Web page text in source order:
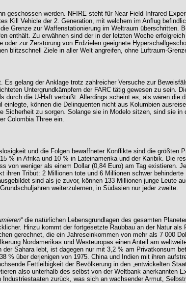
geschossen werden. NFIRE steht für Near Field Infrared
Kill Vehicle der 2. Generation, mit welchem im Anflug
Grenze zur Waffenstationierung im Weltraum überschritten.
enthält. Zu erwähnen sind der in der letzten Woche
zur Zerstörung von Erdzielen geeignete
blitzschnell Ziele in aller Welt angreifen, ohne Luftraum-
gelang der Anklage trotz zahlreicher Versuche zur
Untergrundkämpfern der FARC tätig gewesen zu sein.
die U-Haft verbüßt. Allerdings scheint es, als wären die
können die Delinquenten nicht aus Kolumbien
zu sorgen. Solange sie in Modelo sitzen, sind sie
Colombia Three ein.
und die Folgen bewaffneter Konflikte sind die größten
% in Afrika und 10 % in Lateinamerika und der Karibik. Die
von weniger als einem Dollar (0,84 Euro) am Tag existieren.
Tribut: 2 Millionen tote und 6 Millionen schwer
sind als je zuvor, können 133 Millionen junge Leute
weiterzulernen, in Südasien nur jeder zweite.
“ die natürlichen Lebensgrundlagen des gesamten
Hinzu kommt der fortgesetzte Raubbau an der Natur als
gerechnet, die ein Jahreseinkommen von mehr als 7 000
Nordamerikas und Westeuropas einen Anteil am
Sahara lebt, ist dagegen nur mit 3,2 % am Privatkonsum
% über derjenigen von 1975. China und Indien mit ihren
Fettleibigkeit der Bevölkerung in den „entwickelten
also unterhalb des selbst von der Weltbank anerkannten
zurück, was sich an wachsender Armut,